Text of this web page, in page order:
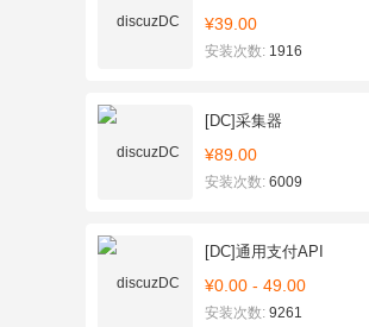
¥39.00
安装次数: 1916
[DC]采集器
¥89.00
安装次数: 6009
[DC]通用支付API
¥0.00 - 49.00
安装次数: 9261